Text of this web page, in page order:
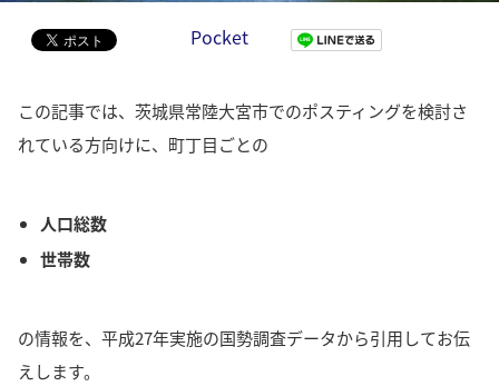
Pocket
この記事では、茨城県常陸大宮市でのポスティングを検討さ
れている方向けに、町丁目ごとの
人口総数
世帯数
の情報を、平成27年実施の国勢調査データから引用してお伝
えします。